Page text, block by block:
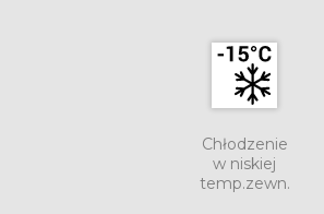
Chłodzenie
w niskiej
temp.zewn.